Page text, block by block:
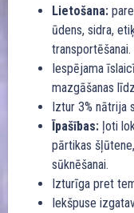
Lietošana:
ūdens, sidra,
transportēšanai.
Iespējama
mazgāšanas
Iztur 3% nātrija
Īpašības: ļoti
pārtikas
sūknēšanai.
Izturīga pret
Iekšpuse